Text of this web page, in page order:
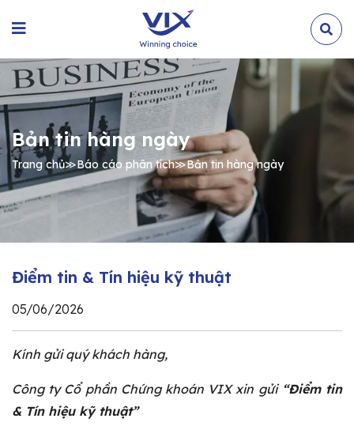
Bản tin hàng ngày
Trang chủ≫Báo cáo phân tích≫Bản tin hàng ngày
Điểm tin & Tín hiệu kỹ thuật
05/06/2026
Kính gửi quý khách hàng,
Công ty Cổ phần Chứng khoán VIX xin gửi“Điểm tin
& Tín hiệu kỹ thuật”